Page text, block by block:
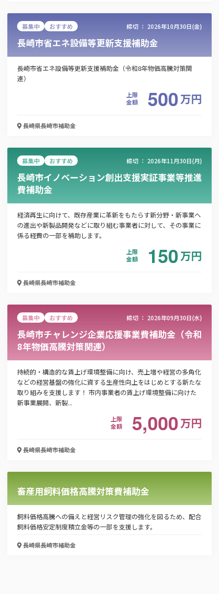
会社名
「PDF資料ダウンロード」ボタンを押下した時点
で本サービスの
利用規約に同意したものとみなさ
れます。
募集中 おすすめ 締切 ： 2026年10月30日(金)
長崎市省エネ設備等更新支援補助金
長崎市省エネ設備等更新支援補助金（令和8年物価高騰対策関
連）
上限
金額
500万円
長崎県長崎市補助金
募集中 おすすめ 締切 ： 2026年11月30日(月)
長崎市イノベーション創出支援実証事業等推進
費補助金
経済再生に向けて、既存産業に革新をもたらす新分野・新事業へ
の進出や新製品開発などに取り組む事業者に対して、その事業に
係る経費の一部を補助します。
上限
金額
150万円
長崎県長崎市補助金
募集中 おすすめ 締切 ： 2026年09月30日(水)
長崎市チャレンジ企業応援事業費補助金（令和
8年物価高騰対策関連）
​持続的・構造的な賃上げ環境整備に向け、売上増や経営の多角化
などの経営基盤の強化に資する生産性向上をはじめとする新たな
取り組みを支援します！ 市内事業者の賃上げ環境整備に向けた
新事業展開、新製...
上限
金額
5,000万円
長崎県長崎市補助金
畜産用飼料価格高騰対策費補助金
飼料価格高騰への備えと経営リスク管理の強化を図るため、配合
飼料価格安定制度積立金等の一部を支援します。
長崎県長崎市補助金